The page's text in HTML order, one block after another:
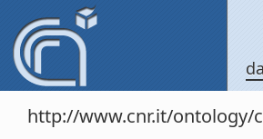
http://www.cnr.it/